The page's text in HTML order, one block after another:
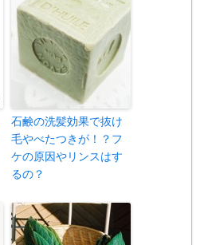
石鹸の洗髪効果で抜け
毛やべたつきが！？フ
ケの原因やリンスはす
るの？